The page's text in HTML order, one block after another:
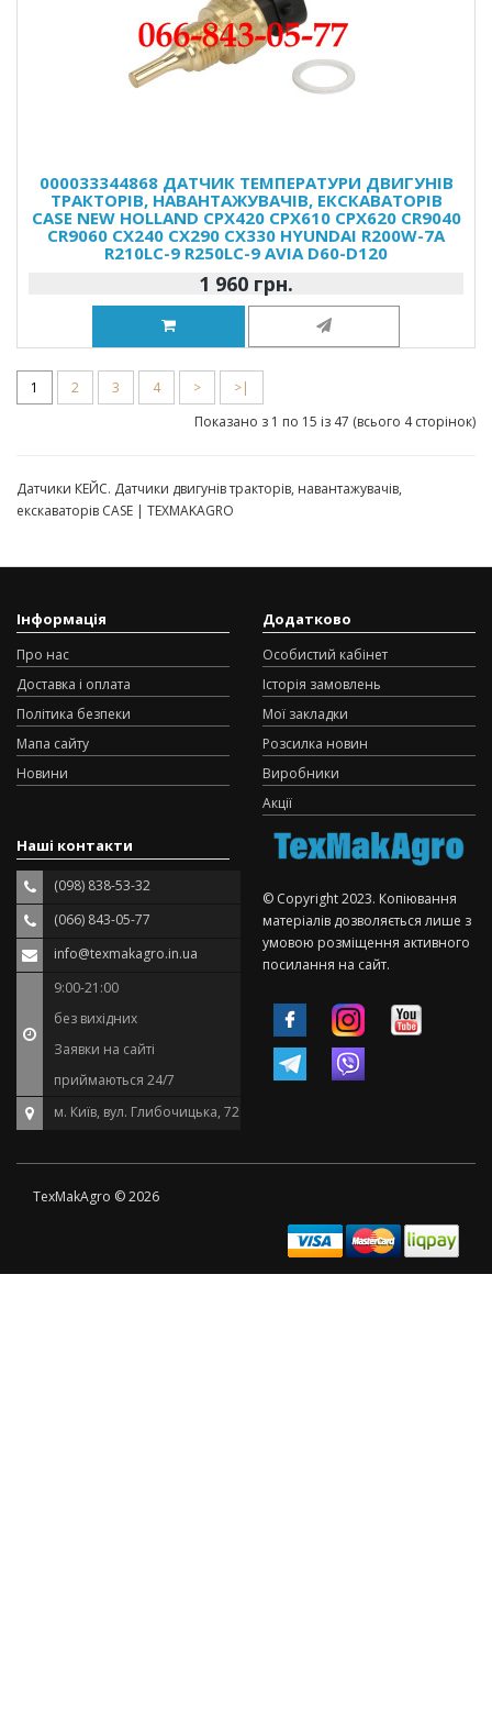
000033344868 ДАТЧИК ТЕМПЕРАТУРИ ДВИГУНІВ
ТРАКТОРІВ, НАВАНТАЖУВАЧІВ, ЕКСКАВАТОРІВ
CASE NEW HOLLAND CPX420 CPX610 CPX620 CR9040
CR9060 CX240 CX290 CX330 HYUNDAI R200W-7A
R210LC-9 R250LC-9 AVIA D60-D120
1 960 грн.
1 2 3 4 >
>|
Показано з 1 по 15 із 47 (всього 4 сторінок)
Датчики КЕЙС. Датчики двигунів тракторів, навантажувачів,
екскаваторів CASE | TEXMAKAGRO
Інформація
Про нас
Доставка і оплата
Політика безпеки
Мапа сайту
Новини
Додатково
Особистий кабінет
Історія замовлень
Мої закладки
Розсилка новин
Виробники
Акції
Наші контакти
(098) 838-53-32
(066) 843-05-77
info@texmakagro.in.ua
9:00-21:00
без вихідних
Заявки на сайті
приймаються 24/7
м. Київ, вул. Глибочицька, 72
© Copyright 2023. Копіювання
матеріалів дозволяється лише з
умовою розміщення активного
посилання на сайт.
TexMakAgro © 2026